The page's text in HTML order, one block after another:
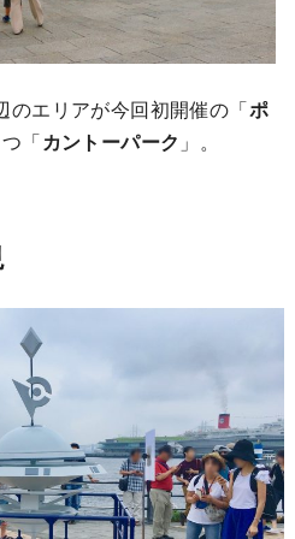
のエリアが今回初開催の「ポ
「カントーパーク 」。